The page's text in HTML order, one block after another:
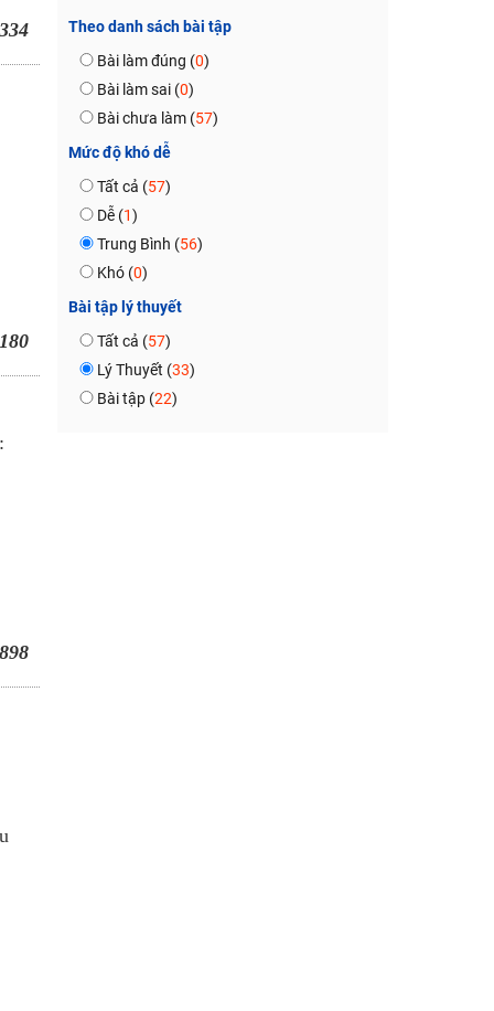
Theo danh sách bài tập
Bài làm đúng (0)
Bài làm sai (0)
Bài chưa làm (57)
Mức độ khó dễ
Tất cả (57)
Dễ (1)
Trung Bình (56)
Khó (0)
Bài tập lý thuyết
Tất cả (57)
Lý Thuyết (33)
Bài tập (22)